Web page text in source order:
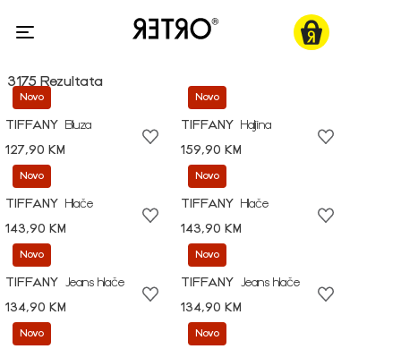
3175 Rezultata
Novo
TIFFANY
Bluza
127,90 KM
Novo
TIFFANY
Haljina
159,90 KM
Novo
TIFFANY
Hlače
143,90 KM
Novo
TIFFANY
Hlače
143,90 KM
Novo
TIFFANY
Jeans hlače
134,90 KM
Novo
TIFFANY
Jeans hlače
134,90 KM
Novo Novo